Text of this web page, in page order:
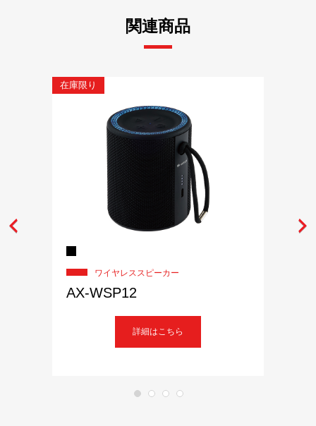
関連商品
在庫限り
ワイヤレススピーカー
AX-WSP12
詳細はこちら